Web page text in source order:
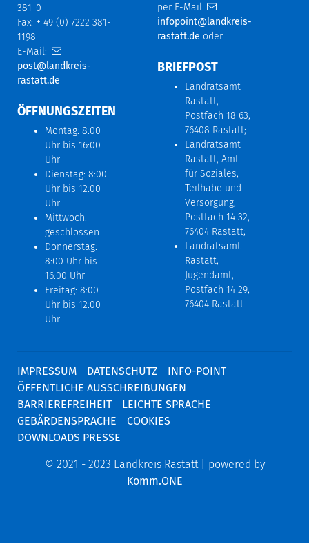
381-0
Fax: + 49 (0) 7222 381-
1198
E-Mail:
post@landkreis-
rastatt.de
ÖFFNUNGSZEITEN
Montag: 8:00
Uhr bis 16:00
Uhr
Dienstag: 8:00
Uhr bis 12:00
Uhr
Mittwoch:
geschlossen
Donnerstag:
8:00 Uhr bis
16:00 Uhr
Freitag: 8:00
Uhr bis 12:00
Uhr
per E-Mail
infopoint@landkreis-
rastatt.de oder
BRIEFPOST
Landratsamt
Rastatt,
Postfach 18 63,
76408 Rastatt;
Landratsamt
Rastatt, Amt
für Soziales,
Teilhabe und
Versorgung,
Postfach 14 32,
76404 Rastatt;
Landratsamt
Rastatt,
Jugendamt,
Postfach 14 29,
76404 Rastatt
IMPRESSUM DATENSCHUTZ
INFO-POINT
ÖFFENTLICHE AUSSCHREIBUNGEN
BARRIEREFREIHEIT
LEICHTE SPRACHE
GEBÄRDENSPRACHE
COOKIES
DOWNLOADS PRESSE
© 2021 - 2023 Landkreis Rastatt | powered by
Komm.ONE